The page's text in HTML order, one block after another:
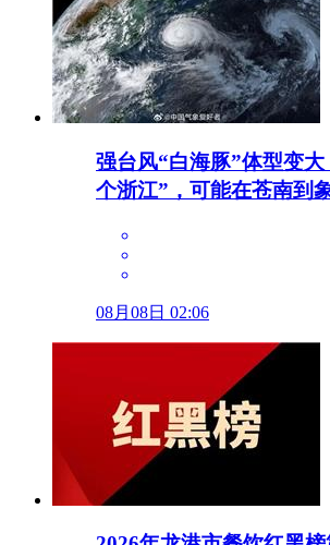
强台风“白海豚”体型变
个浙江”，可能在苍南到
08月08日 02:06